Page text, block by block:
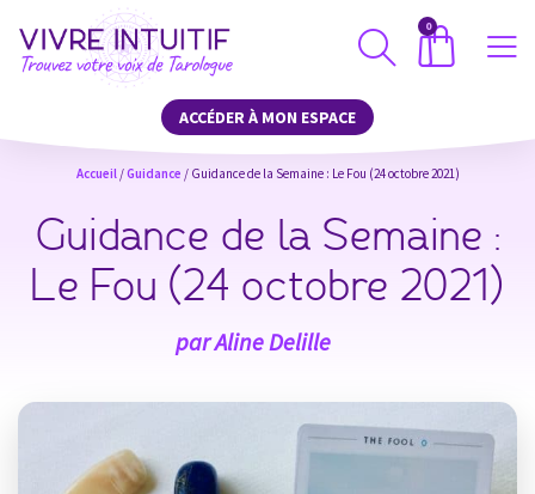
0
ACCÉDER À MON ESPACE
Accueil/Guidance / Guidance de la Semaine : Le Fou (24 octobre 2021)
Guidance de la Semaine :
Le Fou (24 octobre 2021)
parAline Delille